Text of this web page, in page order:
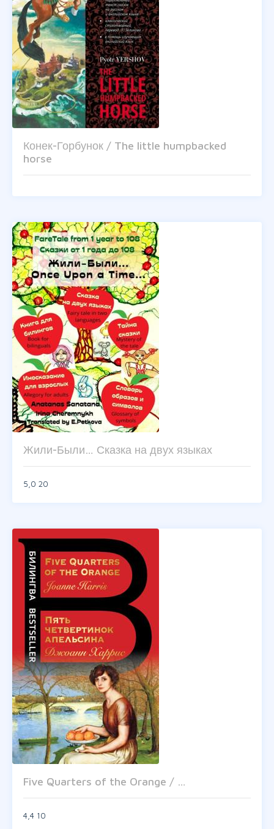
Конек-Горбунок / The little humpbacked
horse
Жили-Были… Сказка на двух языках
5,0 20
Five Quarters of the Orange / …
4,4 10